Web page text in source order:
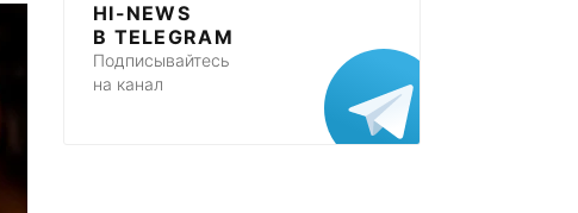
HI-NEWS
В TELEGRAM
Подписывайтесь
на канал